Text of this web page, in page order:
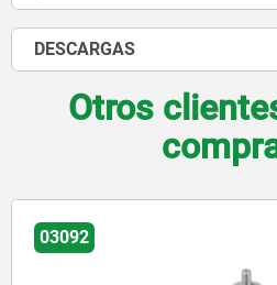
DESCARGAS
Otros
03092